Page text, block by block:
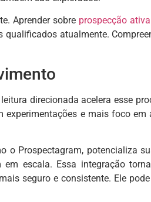
Aprender sobre prospecção ativa
atualmente.
direcionada acelera esse
e mais foco em
o Prospectagram, potencializa
escala. Essa integração
seguro e consistente. Ele